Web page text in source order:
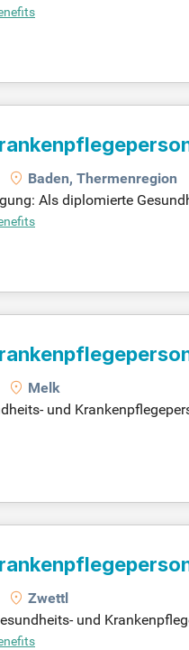
Pflegemaßnahmen.
Baden, Thermenregion
Als diplomierte
interdisziplinären Team.
Melk
und
die
Zwettl
und
in einem dynamischen